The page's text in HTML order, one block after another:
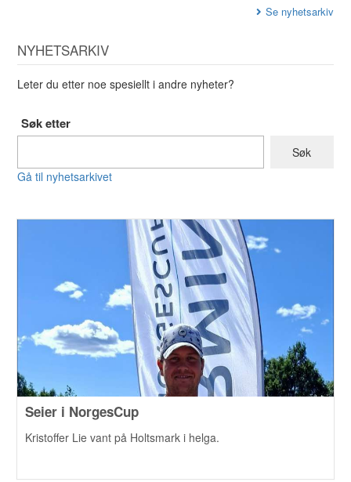
Se nyhetsarkiv
NYHETSARKIV
Leter du etter noe spesiellt i andre nyheter?
Søk etter
Gå til nyhetsarkivet
Seier i NorgesCup
Kristoffer Lie vant på Holtsmark i helga.